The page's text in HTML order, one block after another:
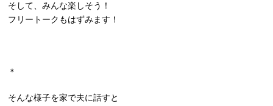
そして、みんな楽しそう！
フリートークもはずみます！
＊
そんな様子を家で夫に話すと